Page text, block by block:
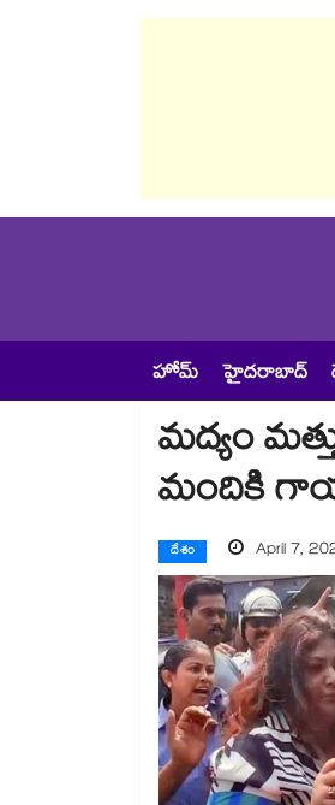
హోమ్ హైదరాబాద్
మద్యం
మందికి
దేశం April 7,